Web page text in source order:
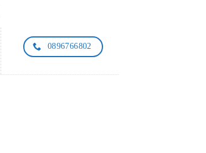
0896766802